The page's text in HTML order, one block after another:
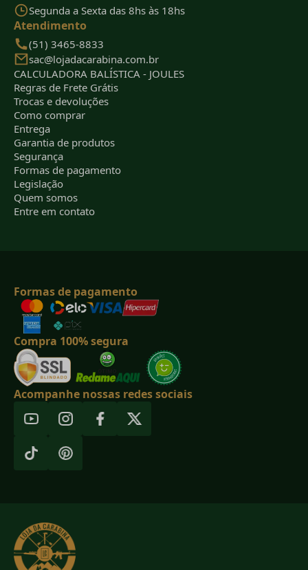
Segunda a Sexta das 8hs às 18hs
Atendimento
(51) 3465-8833
sac@lojadacarabina.com.br
CALCULADORA BALÍSTICA - JOULES
Regras de Frete Grátis
Trocas e devoluções
Como comprar
Entrega
Garantia de produtos
Segurança
Formas de pagamento
Legislação
Quem somos
Entre em contato
Formas de pagamento
Compra 100% segura
Acompanhe nossas redes sociais